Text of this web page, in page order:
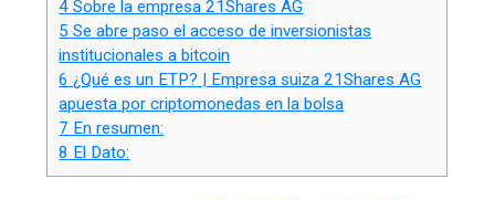
4 Sobre la empresa 21Shares AG
5 Se abre paso el acceso de inversionistas
institucionales a bitcoin
6 ¿Qué es un ETP? | Empresa suiza 21Shares AG
apuesta por criptomonedas en la bolsa
7 En resumen:
8 El Dato: